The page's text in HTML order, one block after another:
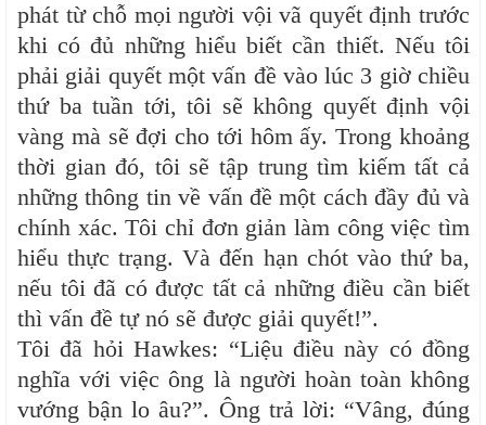
phát từ chỗ mọi người vội vã quyết định trước
khi có đủ những hiểu biết cần thiết. Nếu tôi
phải giải quyết một vấn đề vào lúc 3 giờ chiều
thứ ba tuần tới, tôi sẽ không quyết định vội
vàng mà sẽ đợi cho tới hôm ấy. Trong khoảng
thời gian đó, tôi sẽ tập trung tìm kiếm tất cả
những thông tin về vấn đề một cách đầy đủ và
chính xác. Tôi chỉ đơn giản làm công việc tìm
hiểu thực trạng. Và đến hạn chót vào thứ ba,
nếu tôi đã có được tất cả những điều cần biết
thì vấn đề tự nó sẽ được giải quyết!”.
Tôi đã hỏi Hawkes: “Liệu điều này có đồng
nghĩa với việc ông là người hoàn toàn không
vướng bận lo âu?”. Ông trả lời: “Vâng, đúng